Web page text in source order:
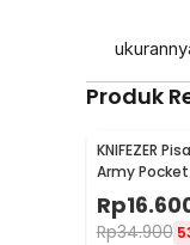
Produk
KNIFEZER
Army Pocket
Multifungsi
Rp
Rp34.900